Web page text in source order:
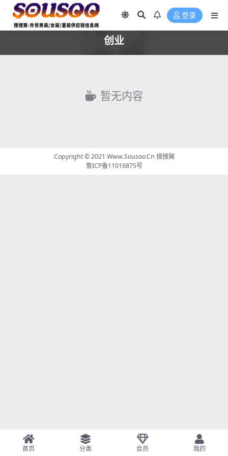
登录
创业
暂无内容
Copyright © 2021 Www.Sousoo.Cn 搜搜窝
鲁ICP备11016875号
首页 分类 会员 我的